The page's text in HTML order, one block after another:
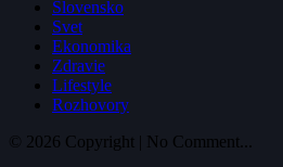
Slovensko
Svet
Ekonomika
Zdravie
Lifestyle
Rozhovory
© 2026 Copyright | No Comment...